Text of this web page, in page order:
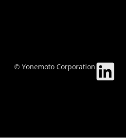
© Yonemoto Corporation